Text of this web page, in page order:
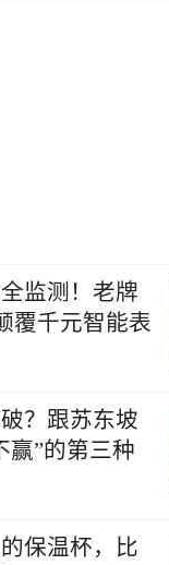
监测！老牌
覆千元智能表
？跟苏东坡
赢”的第三种
保温杯，比